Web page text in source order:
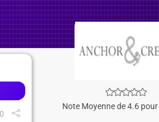
Note Moyenne de 4.6